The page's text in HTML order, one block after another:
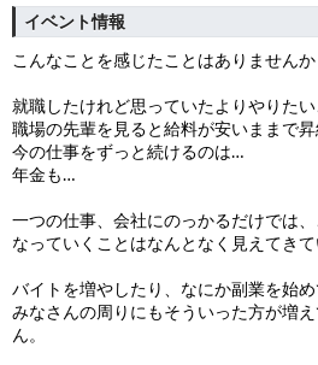
イベント情報
こんなことを感じたことはありませんか
就職したけれど思っていたよりやりた
職場の先輩を見ると給料が安いままで
今の仕事をずっと続けるのは…
年金も…
一つの仕事、会社にのっかるだけでは
なっていくことはなんとなく見えてきて
バイトを増やしたり、なにか副業を始
みなさんの周りにもそういった方が増
ん。